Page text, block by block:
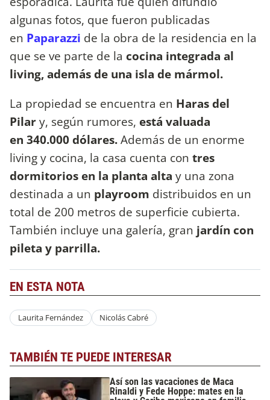
algunas fotos, que fueron publicadas
en Paparazzi de la obra de la residencia en la
que se ve parte de la cocina integrada al
living, además de una isla de mármol.
La propiedad se encuentra en Haras del
Pilary, según rumores, está valuada
en 340.000 dólares.Además de un enorme
living y cocina, la casa cuenta con tres
dormitorios en la planta alta y una zona
destinada a un playroom distribuidos en un
total de 200 metros de superficie cubierta.
También incluye una galería, gran jardín con
pileta y parrilla.
EN ESTA NOTA
Laurita Fernández Nicolás Cabré
TAMBIÉN TE PUEDE INTERESAR
Así son las vacaciones de Maca
Rinaldi y Fede Hoppe: mates en la